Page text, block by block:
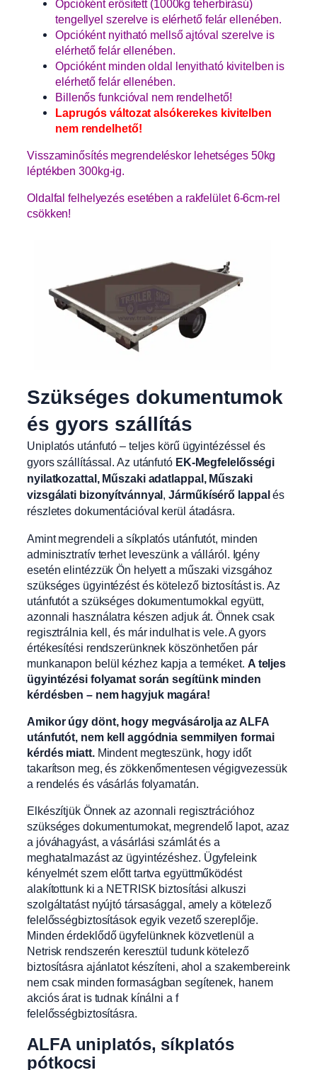
Opcióként erősített (1000kg teherbírású)
tengellyel szerelve is elérhető felár ellenében.
Opcióként nyitható mellső ajtóval szerelve is
elérhető felár ellenében.
Opcióként minden oldal lenyitható kivitelben is
elérhető felár ellenében.
Billenős funkcióval nem rendelhető!
Laprugós változat alsókerekes kivitelben
nem rendelhető!
Visszaminősítés megrendeléskor lehetséges 50kg
léptékben 300kg-ig.
Oldalfal felhelyezés esetében a rakfelület 6-6cm-rel
csökken!
Szükséges dokumentumok
és gyors szállítás
Uniplatós utánfutó – teljes körű ügyintézéssel és
gyors szállítással. Az utánfutó EK-Megfelelősségi
nyilatkozattal, Műszaki adatlappal, Műszaki
vizsgálati bizonyítvánnyal ,Járműkísérő lappal és
részletes dokumentációval kerül átadásra.
Amint megrendeli a síkplatós utánfutót, minden
adminisztratív terhet leveszünk a válláról. Igény
esetén elintézzük Ön helyett a műszaki vizsgához
szükséges ügyintézést és kötelező biztosítást is. Az
utánfutót a szükséges dokumentumokkal együtt,
azonnali használatra készen adjuk át. Önnek csak
regisztrálnia kell, és már indulhat is vele. A gyors
értékesítési rendszerünknek köszönhetően pár
munkanapon belül kézhez kapja a terméket. A teljes
ügyintézési folyamat során segítünk minden
kérdésben – nem hagyjuk magára!
Amikor úgy dönt, hogy megvásárolja az ALFA
utánfutót, nem kell aggódnia semmilyen formai
kérdés miatt. Mindent megteszünk, hogy időt
takarítson meg, és zökkenőmentesen végigvezessük
a rendelés és vásárlás folyamatán.
Elkészítjük Önnek az azonnali regisztrációhoz
szükséges dokumentumokat, megrendelő lapot, azaz
a jóváhagyást, a vásárlási számlát és a
meghatalmazást az ügyintézéshez. Ügyfeleink
kényelmét szem előtt tartva együttműködést
alakítottunk ki a NETRISK biztosítási alkuszi
szolgáltatást nyújtó társasággal, amely a kötelező
felelősségbiztosítások egyik vezető szereplője.
Minden érdeklődő ügyfelünknek közvetlenül a
Netrisk rendszerén keresztül tudunk kötelező
biztosításra ajánlatot készíteni, ahol a szakembereink
nem csak minden formaságban segítenek, hanem
akciós árat is tudnak kínálni a f
felelősségbiztosításra.
ALFA uniplatós, síkplatós
pótkocsi